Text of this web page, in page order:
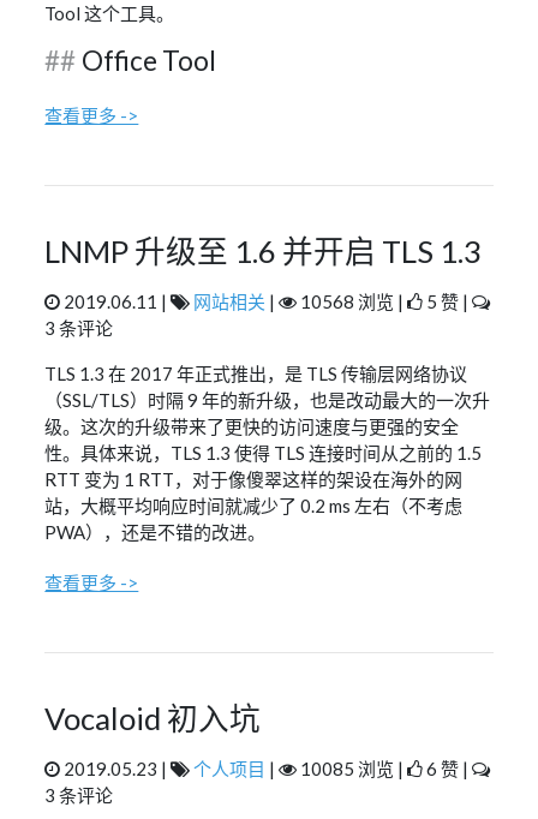
Tool 这个工具。
Office Tool
查看更多 ->
LNMP 升级至 1.6 并开启 TLS 1.3
2019.06.11 | 网站相关 | 10568 浏览 |
5 赞 |
3 条评论
TLS 1.3 在 2017 年正式推出，是 TLS 传输层网络协议
（SSL/TLS）时隔 9 年的新升级，也是改动最大的一次升
级。这次的升级带来了更快的访问速度与更强的安全
性。具体来说，TLS 1.3 使得 TLS 连接时间从之前的 1.5
RTT 变为 1 RTT，对于像傻翠这样的架设在海外的网
站，大概平均响应时间就减少了 0.2 ms 左右（不考虑
PWA），还是不错的改进。
查看更多 ->
Vocaloid 初入坑
2019.05.23 | 个人项目 | 10085 浏览 |
6 赞 |
3 条评论